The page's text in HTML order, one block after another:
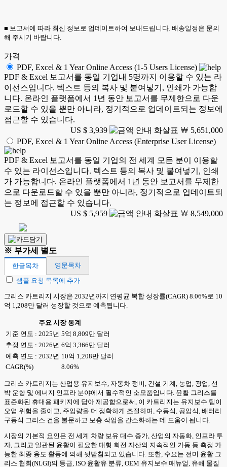
■ 보고서에 따라 최신 정보로 업데이트하여 보내드립니다. 배송일정은 문의
해 주시기 바랍니다.
가격
PDF, Excel & 1 Year Online Access (1-5 Users License)
PDF & Excel 보고서를 동일 기업내 5명까지 이용할 수 있는 라
이선스입니다. 텍스트 등의 복사 및 붙여넣기, 인쇄가 가능합
니다. 온라인 플랫폼에서 1년 동안 보고서를 무제한으로 다운
로드할 수 있을 뿐만 아니라, 정기적으로 업데이트되는 정보에
접근할 수 있습니다.
US $ 3,939
￦ 5,651,000
PDF, Excel & 1 Year Online Access (Enterprise User License)
PDF & Excel 보고서를 동일 기업의 전 세계 모든 분이 이용할
수 있는 라이선스입니다. 텍스트 등의 복사 및 붙여넣기, 인쇄
가 가능합니다. 온라인 플랫폼에서 1년 동안 보고서를 무제한
으로 다운로드할 수 있을 뿐만 아니라, 정기적으로 업데이트되
는 정보에 접근할 수 있습니다.
US $ 5,959
￦ 8,549,000
※ 부가세 별도
한글목차
영문목차
샘플 요청 목록에 추가
그리스 카트리지 시장은 2032년까지 연평균 복합 성장률(CAGR) 8.06%로 10
억 1,208만 달러 성장할 것으로 예측됩니다.
주요 시장 통계
기준 연도 : 2025년 5억 8,809만 달러
추정 연도 : 2026년 6억 3,366만 달러
예측 연도 : 2032년 10억 1,208만 달러
CAGR(%)
8.06%
그리스 카트리지는 산업용 유지보수, 자동차 정비, 건설 기계, 농업, 광업, 선
박 운항 및 에너지 인프라 분야에서 필수적인 소모품입니다. 윤활 그리스를
표준화된 휴대용 패키지에 담아 제공함으로써, 이 카트리지는 유지보수 팀이
오염 위험을 줄이고, 주입량을 더 정확하게 조절하며, 수동식, 공압식, 배터리
구동식 그리스 건을 불문하고 보충 작업을 간소화하는 데 도움이 됩니다.
시장의 기본적 요인은 전 세계 차량 보유 대수 증가, 산업의 자동화, 인프라 투
자, 그리고 일관된 윤활이 필요한 대형 회전 자산의 지속적인 가동 등 측정 가
능한 최종 용도 활동에 의해 뒷받침되고 있습니다. 또한, 수요는 전미 윤활 그
리스 협회(NLGI)의 등급, ISO 윤활유 분류, OEM 유지보수 매뉴얼, 유해 물질